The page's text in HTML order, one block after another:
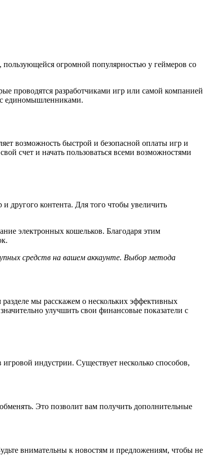
пользующейся огромной популярностью у геймеров со
проводятся разработчиками игр или самой компанией
с единомышленниками.
возможность быстрой и безопасной оплаты игр и
счет и начать пользоваться всеми возможностями
другого контента. Для того чтобы увеличить
электронных кошельков. Благодаря этим
средств на вашем аккаунте. Выбор метода
мы расскажем о нескольких эффективных
улучшить свои финансовые показатели с
индустрии. Существует несколько способов,
Это позволит вам получить дополнительные
внимательны к новостям и предложениям, чтобы не